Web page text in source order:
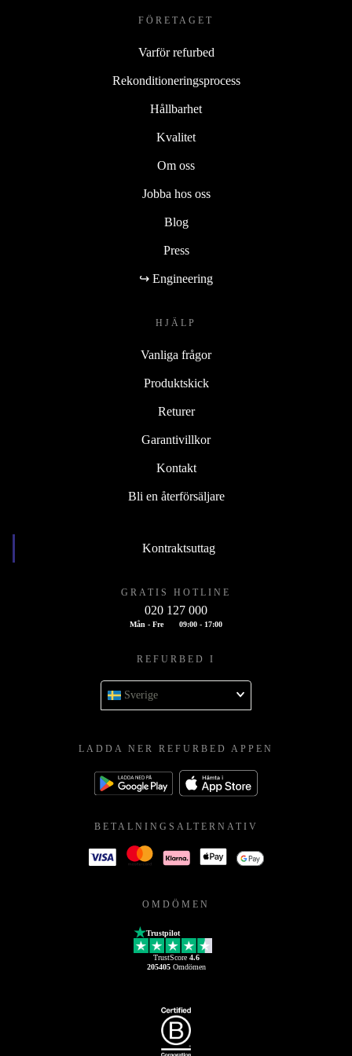
FÖRETAGET
Varför refurbed
Rekonditioneringsprocess
Hållbarhet
Kvalitet
Om oss
Jobba hos oss
Blog
Press
↪ Engineering
HJÄLP
Vanliga frågor
Produktskick
Returer
Garantivillkor
Kontakt
Bli en återförsäljare
Kontraktsuttag
GRATIS HOTLINE
020 127 000
Mån - Fre 09:00 - 17:00
REFURBED I
Sverige
LADDA NER REFURBED APPEN
BETALNINGSALTERNATIV
OMDÖMEN
Trustpilot
TrustScore 4.6
205405Omdömen